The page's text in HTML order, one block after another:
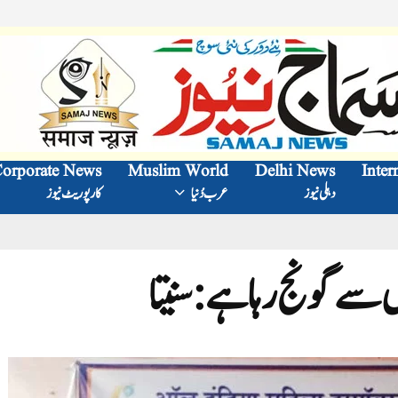
Delhi News
دہلی نیوز
Muslim World
عرب دُنیا
News
کارپوریٹ نیوز